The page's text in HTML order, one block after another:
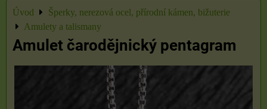
Úvod
Šperky, nerezová ocel, přírodní kámen, bižuterie
Amulety a talismany
Amulet čarodějnický pentagram